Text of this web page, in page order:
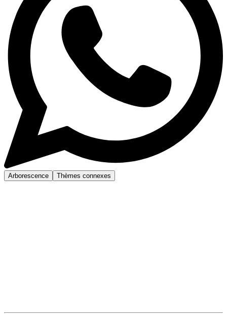
Arborescence Thèmes connexes